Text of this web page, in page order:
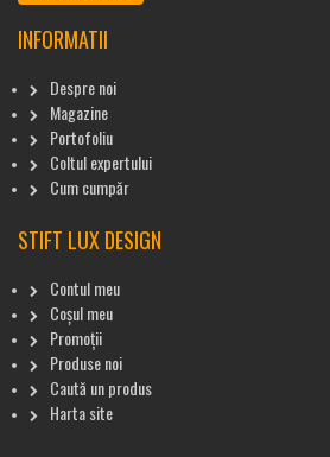
INFORMATII
Despre noi
Magazine
Portofoliu
Coltul expertului
Cum cumpăr
STIFT LUX DESIGN
Contul meu
Coșul meu
Promoții
Produse noi
Caută un produs
Harta site